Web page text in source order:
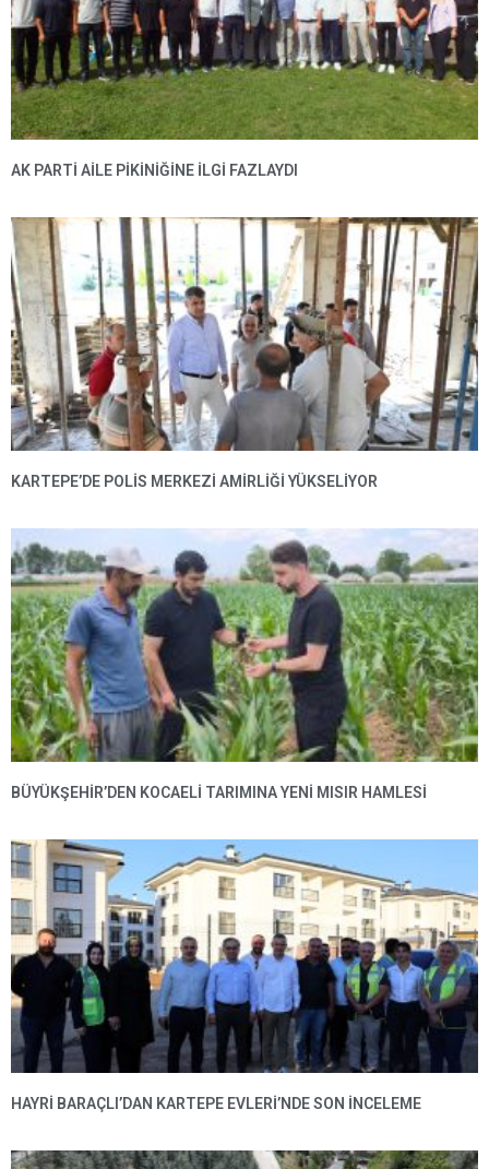
AK PARTI AILE PIKINIĞINE İLGI FAZLAYDI
KARTEPE’DE POLIS MERKEZI AMIRLIĞI YÜKSELIYOR
BÜYÜKŞEHIR’DEN KOCAELI TARIMINA YENI MISIR HAMLESI
HAYRI BARAÇLI’DAN KARTEPE EVLERI’NDE SON INCELEME